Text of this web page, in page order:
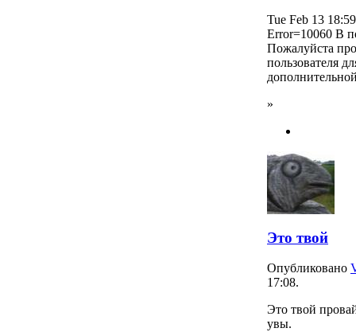
Tue Feb 13
Error=10060 В
Пожалуйста
пользователя
»
Это твой
Опубликовано
17:08.
Это твой
увы.